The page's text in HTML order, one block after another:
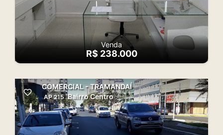
Venda
R$ 238.000
COMERCIAL - TRAMANDAÍ
AP 215 Bairro Centro